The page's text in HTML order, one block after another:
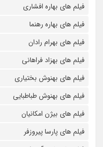
فیلم های بهاره افشاری
فیلم های بهاره رهنما
فیلم های بهرام رادان
فیلم های بهزاد فراهانی
فیلم های بهنوش بختیاری
فیلم های بهنوش طباطبایی
فیلم های بیژن امکانیان
فیلم های پارسا پیروزفر